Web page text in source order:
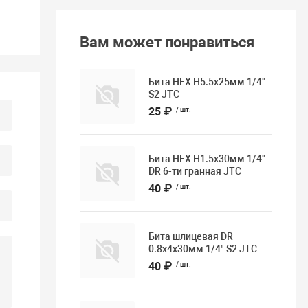
Вам может понравиться
Бита HEX H5.5х25мм 1/4"
S2 JTC
25 ₽ / шт.
Бита HEX H1.5х30мм 1/4"
DR 6-ти гранная JTC
40 ₽ / шт.
Бита шлицевая DR
0.8х4х30мм 1/4" S2 JTC
40 ₽ / шт.